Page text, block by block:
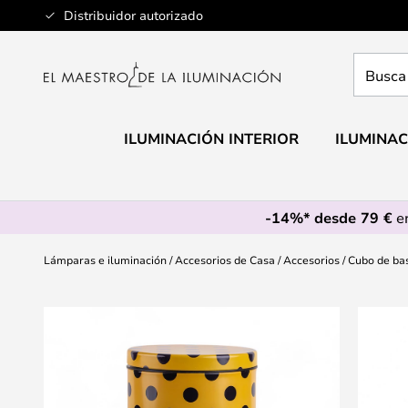
Distribuidor autorizado
Ir
al
aquí
ILUMINACIÓN INTERIOR
-14%* desde 79 €
Lámparas e iluminación Accesorios de Casa Accesorios Cubo de